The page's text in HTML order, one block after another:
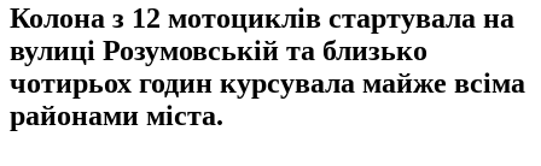
Колона з 12 мотоциклів стартувала на
вулиці Розумовській та близько
чотирьох годин курсувала майже всіма
районами міста.